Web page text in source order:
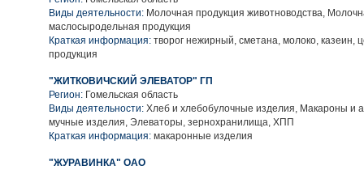
Виды деятельности: Молочная продукция животноводства,
маслосыродельная продукция
Краткая информация: творог нежирный, сметана, молоко, казеин,
продукция
"ЖИТКОВИЧСКИЙ ЭЛЕВАТОР" ГП
Регион: Гомельская область
Виды деятельности: Хлеб и хлебобулочные изделия, Макароны и
мучные изделия, Элеваторы, зернохранилища, ХПП
Краткая информация: макаронные изделия
"ЖУРАВИНКА" ОАО